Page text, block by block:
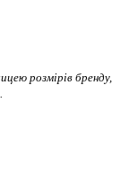
розмірів бренду,